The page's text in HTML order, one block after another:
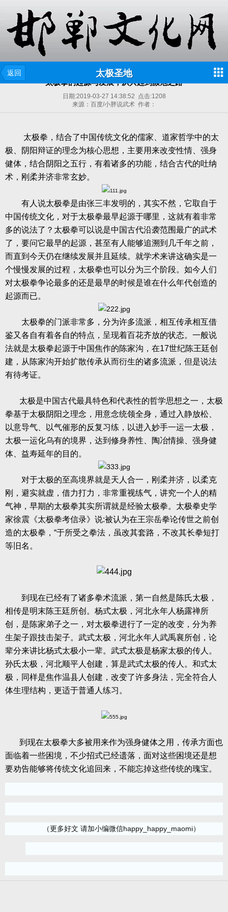
返回 太极圣地
太极拳的起源与发展，从兴起到濒危之路
日期:2019-03-27 14:38:52 点击:1208
来源：百度/小胖说武术 作者：
太极拳，结合了中国传统文化的儒家、道家哲学中的太
极、阴阳辩证的理念为核心思想，主要用来改变性情、强身
健体，结合阴阳之五行，有着诸多的功能，结合古代的吐纳
术，刚柔并济非常玄妙。
有人说太极拳是由张三丰发明的，其实不然，它取自于
中国传统文化，对于太极拳最早起源于哪里，这就有着非常
多的说法了？太极拳可以说是中国古代沿袭范围最广的武术
了，要问它最早的起源，甚至有人能够追溯到几千年之前，
而直到今天仍在继续发展并且延续。就学术来讲这确实是一
个慢慢发展的过程，太极拳也可以分为三个阶段。如今人们
对太极拳争论最多的还是最早的时候是谁在什么年代创造的
起源而已。
太极拳的门派非常多，分为许多流派，相互传承相互借
鉴又各自有着各自的特点，呈现着百花齐放的状态。一般说
法就是太极拳起源于中国焦作的陈家沟，在17世纪陈王廷创
建，从陈家沟开始扩散传承从而衍生的诸多流派，但是说法
有待考证。
太极是中国古代最具特色和代表性的哲学思想之一，太极
拳基于太极阴阳之理念，用意念统领全身，通过入静放松、
以意导气、以气催形的反复习练，以进入妙手一运一太极，
太极一运化乌有的境界，达到修身养性、陶冶情操、强身健
体、益寿延年的目的。
对于太极的至高境界就是天人合一，刚柔并济，以柔克
刚，避实就虚，借力打力，非常重视练气，讲究一个人的精
气神，早期的太极拳其实所谓就是经验太极拳。太极拳史学
家徐震《太极拳考信录》说:被认为在王宗岳拳论传世之前创
造的太极拳，“于所受之拳法，虽改其套路，不改其长拳短打
等旧名。
到现在已经有了诸多拳术流派，第一自然是陈氏太极，
相传是明末陈王廷所创。杨式太极，河北永年人杨露禅所
创，是陈家弟子之一，对太极拳进行了一定的改变，分为养
生架子跟技击架子。武式太极，河北永年人武禹襄所创，论
辈分来讲比杨式太极小一辈。武式太极是杨家太极的传人。
孙氏太极，河北顺平人创建，算是武式太极的传人。和式太
极，同样是焦作温县人创建，改变了许多身法，完全符合人
体生理结构，更适于普通人练习。
到现在太极拳大多被用来作为强身健体之用，传承方面也
面临着一些困境，不少招式已经遗落，面对这些困境还是想
要劝告能够将传统文化追回来，不能忘掉这些传统的瑰宝。
（更多好文 请加小编微信happy_happy_maomi）